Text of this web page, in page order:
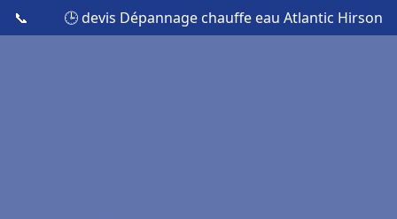
📞 🕒 devis Dépannage chauffe eau Atlantic Hirson